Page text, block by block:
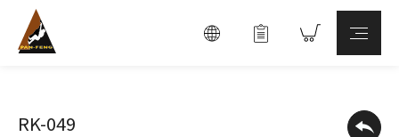
RK-049